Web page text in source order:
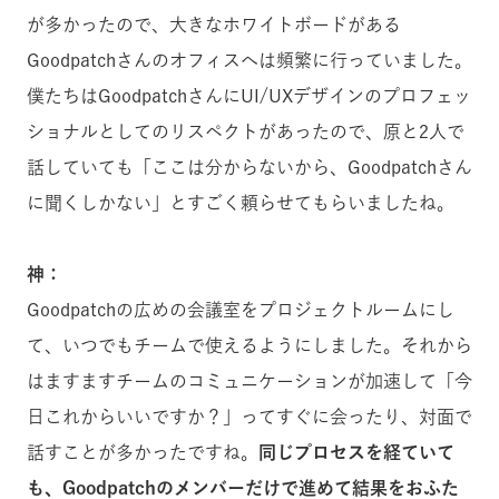
が多かったので、大きなホワイトボードがある
Goodpatchさんのオフィスへは頻繁に行っていました。
僕たちはGoodpatchさんにUI/UXデザインのプロフェッ
ショナルとしてのリスペクトがあったので、原と2人で
話していても「ここは分からないから、Goodpatchさん
に聞くしかない」とすごく頼らせてもらいましたね。
神：
Goodpatchの広めの会議室をプロジェクトルームにし
て、いつでもチームで使えるようにしました。それから
はますますチームのコミュニケーションが加速して「今
日これからいいですか？」ってすぐに会ったり、対面で
話すことが多かったですね。
同じプロセスを経ていて
も、Goodpatchのメンバーだけで進めて結果をおふた